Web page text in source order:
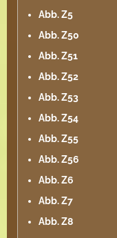
Abb. Z5
Abb. Z50
Abb. Z51
Abb. Z52
Abb. Z53
Abb. Z54
Abb. Z55
Abb. Z56
Abb. Z6
Abb. Z7
Abb. Z8